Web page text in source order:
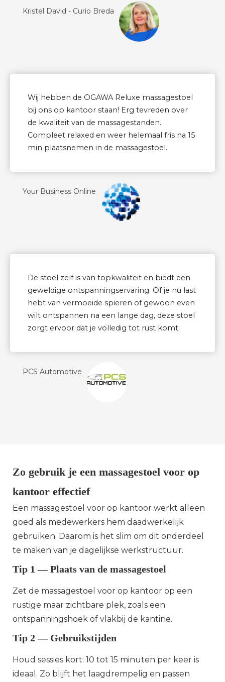
Kristel David - Curio Breda
Wij hebben de OGAWA Reluxe massagestoel
bij ons op kantoor staan! Erg tevreden over
de kwaliteit van de massagestanden.
Compleet relaxed en weer helemaal fris na 15
min plaatsnemen in de massagestoel.
Your Business Online
De stoel zelf is van topkwaliteit en biedt een
geweldige ontspanningservaring. Of je nu last
hebt van vermoeide spieren of gewoon even
wilt ontspannen na een lange dag, deze stoel
zorgt ervoor dat je volledig tot rust komt.
PCS Automotive
Zo gebruik je een massagestoel voor op
kantoor effectief
Een massagestoel voor op kantoor werkt alleen
goed als medewerkers hem daadwerkelijk
gebruiken. Daarom is het slim om dit onderdeel
te maken van je dagelijkse werkstructuur.
Tip 1 — Plaats van de massagestoel
Zet de massagestoel voor op kantoor op een
rustige maar zichtbare plek, zoals een
ontspanningshoek of vlakbij de kantine.
Tip 2 — Gebruikstijden
Houd sessies kort: 10 tot 15 minuten per keer is
ideaal. Zo blijft het laagdrempelig en passen